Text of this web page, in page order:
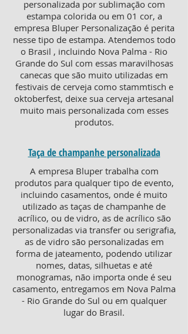
personalizada por sublimação com
estampa colorida ou em 01 cor, a
empresa Bluper Personalização é perita
nesse tipo de estampa. Atendemos todo
o Brasil , incluindo Nova Palma - Rio
Grande do Sul com essas maravilhosas
canecas que são muito utilizadas em
festivais de cerveja como stammtisch e
oktoberfest, deixe sua cerveja artesanal
muito mais personalizada com esses
produtos.
Taça de champanhe personalizada
A empresa Bluper trabalha com
produtos para qualquer tipo de evento,
incluindo casamentos, onde é muito
utilizado as taças de champanhe de
acrílico, ou de vidro, as de acrílico são
personalizadas via transfer ou serigrafia,
as de vidro são personalizadas em
forma de jateamento, podendo utilizar
nomes, datas, silhuetas e até
monogramas, não importa onde é seu
casamento, entregamos em Nova Palma
- Rio Grande do Sul ou em qualquer
lugar do Brasil.